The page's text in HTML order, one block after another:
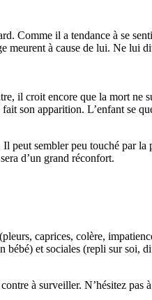
Comme il a tendance à se
meurent à cause de lui. Ne lui
il croit encore que la mort ne
son apparition. L’enfant se
sembler peu touché par
d’un grand réconfort.
caprices, colère,
et sociales (repli sur soi,
à surveiller. N’hésitez